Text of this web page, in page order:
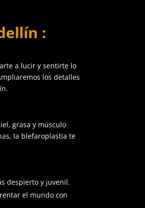
:
a lucir y sentirte lo
los detalles
grasa y músculo
la blefaroplastia te
despierto y juvenil.
el mundo con